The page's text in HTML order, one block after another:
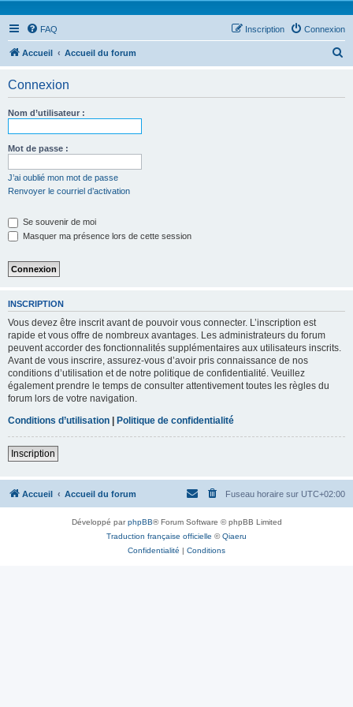
FAQ Connexion
Inscription
Accueil Accueil du forum
Connexion
Nom d’utilisateur :
Mot de passe :
J’ai oublié mon mot de passe
Renvoyer le courriel d’activation
Se souvenir de moi
Masquer ma présence lors de cette session
INSCRIPTION
Vous devez être inscrit avant de pouvoir vous connecter. L’inscription est
rapide et vous offre de nombreux avantages. Les administrateurs du forum
peuvent accorder des fonctionnalités supplémentaires aux utilisateurs inscrits.
Avant de vous inscrire, assurez-vous d’avoir pris connaissance de nos
conditions d’utilisation et de notre politique de confidentialité. Veuillez
également prendre le temps de consulter attentivement toutes les règles du
forum lors de votre navigation.
Conditions d’utilisation | Politique de confidentialité
Inscription
Accueil Accueil du forum Fuseau horaire sur UTC+02:00
Développé parphpBB® Forum Software © phpBB Limited
Traduction française officielle ©Qiaeru
Confidentialité | Conditions